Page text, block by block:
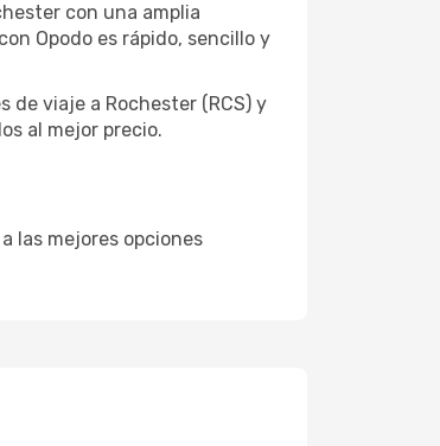
con una amplia
Opodo es rápido, sencillo y
de viaje a Rochester (RCS) y
al mejor precio.
las mejores opciones